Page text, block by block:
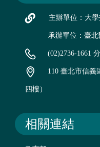
主辦單位：大
承辦單位：臺
(02)2736-1661
110 臺北市信義
四樓）
相關連結